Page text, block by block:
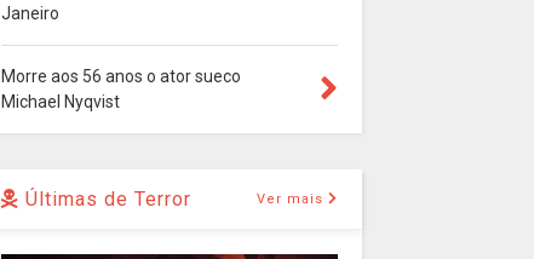
Janeiro
Morre aos 56 anos o ator sueco
Michael Nyqvist
Últimas de Terror Ver mais